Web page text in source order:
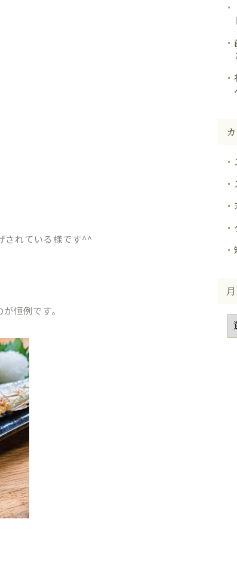
されている様です^^
恒例です。